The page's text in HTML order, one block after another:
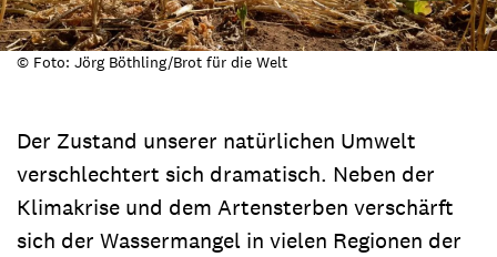
© Foto: Jörg Böthling/Brot für die Welt
Der Zustand unserer natürlichen Umwelt
verschlechtert sich dramatisch. Neben der
Klimakrise und dem Artensterben verschärft
sich der Wassermangel in vielen Regionen der